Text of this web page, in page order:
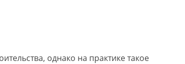
однако на практике такое